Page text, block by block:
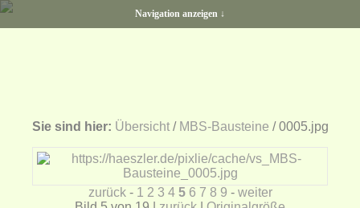
Navigation anzeigen ↓
Sie sind hier: Übersicht/ MBS-Bausteine / 0005.jpg
zurück- 1 2 3 4 5 6 7 8 9 - weiter